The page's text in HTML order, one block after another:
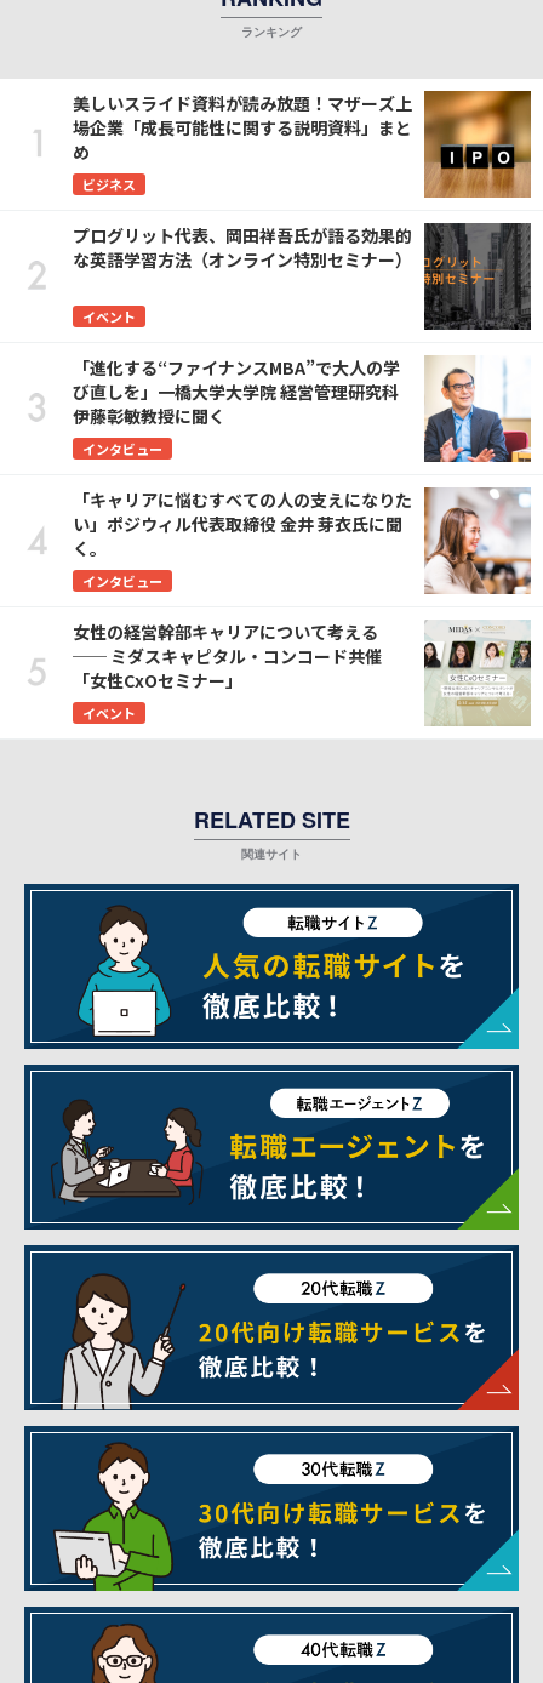
美しいスライド資料が読み放題！マザーズ上
場企業「成長可能性に関する説明資料」まと
め
ビジネス
プログリット代表、岡田祥吾氏が語る効果的
な英語学習方法（オンライン特別セミナー）
イベント
「進化する“ファイナンスMBA”で大人の学
び直しを」一橋大学大学院 経営管理研究科
伊藤彰敏教授に聞く
インタビュー
「キャリアに悩むすべての人の支えになりた
い」ポジウィル代表取締役 金井 芽衣氏に聞
く。
インタビュー
女性の経営幹部キャリアについて考える
── ミダスキャピタル・コンコード共催
「女性CxOセミナー」
イベント
RELATED SITE